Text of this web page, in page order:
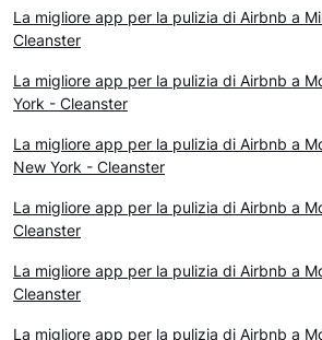
La migliore app per la pulizia di Airbnb a
Cleanster
La migliore app per la pulizia di Airbnb a
York - Cleanster
La migliore app per la pulizia di Airbnb a
New York - Cleanster
La migliore app per la pulizia di Airbnb a
Cleanster
La migliore app per la pulizia di Airbnb a
Cleanster
La migliore app per la pulizia di Airbnb a